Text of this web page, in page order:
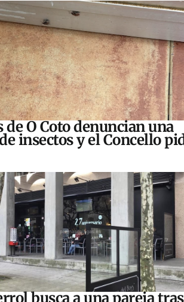
de O Coto denuncian una
de insectos y el Concello
busca a una pareja